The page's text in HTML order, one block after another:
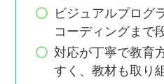
ビジュアルプログ
コーディングまで
対応が丁寧で教育
すく、教材も取り